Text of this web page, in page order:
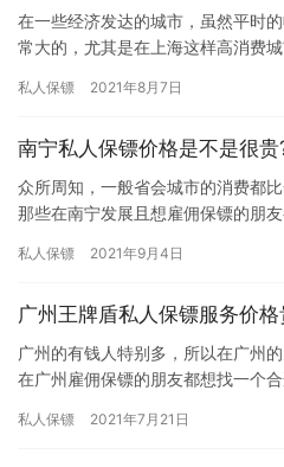
在一些经济发达的城市，虽然平时
常大的，尤其是在上海这样高消费
们一…
私人保镖 2021年8月7日
南宁私人保镖价格是不是很贵
众所周知，一般省会城市的消费都
那些在南宁发展且想雇佣保镖的朋
人保镖…
私人保镖 2021年9月4日
广州王牌盾私人保镖服务价
广州的有钱人特别多，所以在广州
在广州雇佣保镖的朋友都想找一个
月要…
私人保镖 2021年7月21日